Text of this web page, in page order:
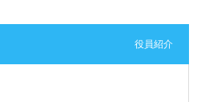
役員紹介